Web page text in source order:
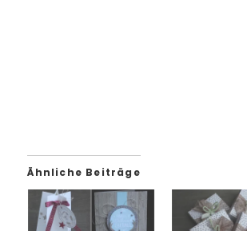
Ähnliche Beiträge